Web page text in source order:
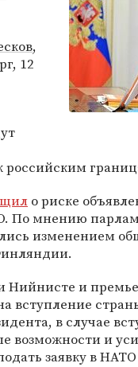
,
12
о риске
По мнению
изменением
Нийнисте и
вступление
в случае
возможности и
заявку в